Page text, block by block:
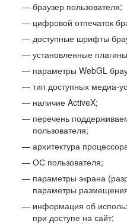
браузер пользователя;
цифровой отпечаток
доступные шрифты
установленные
параметры WebGL
тип доступных медиа-
наличие ActiveX;
перечень
пользователя;
архитектура
ОС пользователя;
параметры экрана
параметры
информация об
при доступе на сайт;